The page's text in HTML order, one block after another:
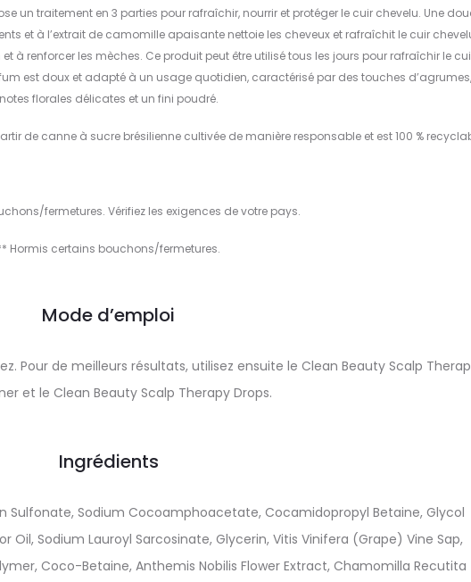
un traitement en 3 parties pour rafraîchir, nourrir et protéger le cuir chevelu. Une
et à l’extrait de camomille apaisante nettoie les cheveux et rafraîchit le cuir
à renforcer les mèches. Ce produit peut être utilisé tous les jours pour rafraîchir le
est doux et adapté à un usage quotidien, caractérisé par des touches
notes florales délicates et un fini poudré.
de canne à sucre brésilienne cultivée de manière responsable et est 100 %
fermetures. Vérifiez les exigences de votre pays.
Hormis certains bouchons/fermetures.
Mode d’emploi
Pour de meilleurs résultats, utilisez ensuite le Clean Beauty Scalp
et le Clean Beauty Scalp Therapy Drops.
Ingrédients
Sulfonate, Sodium Cocoamphoacetate, Cocamidopropyl Betaine, Glycol
Oil, Sodium Lauroyl Sarcosinate, Glycerin, Vitis Vinifera (Grape) Vine Sap,
Coco-Betaine, Anthemis Nobilis Flower Extract, Chamomilla Recutita